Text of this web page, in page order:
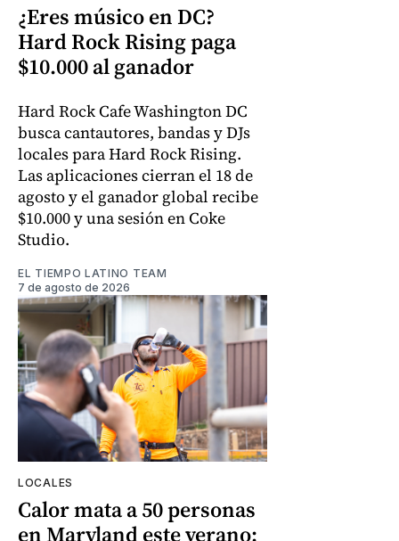
¿Eres músico en DC?
Hard Rock Rising paga
$10.000 al ganador
Hard Rock Cafe Washington DC
busca cantautores, bandas y DJs
locales para Hard Rock Rising.
Las aplicaciones cierran el 18 de
agosto y el ganador global recibe
$10.000 y una sesión en Coke
Studio.
EL TIEMPO LATINO TEAM
7 de agosto de 2026
LOCALES
Calor mata a 50 personas
en Maryland este verano: